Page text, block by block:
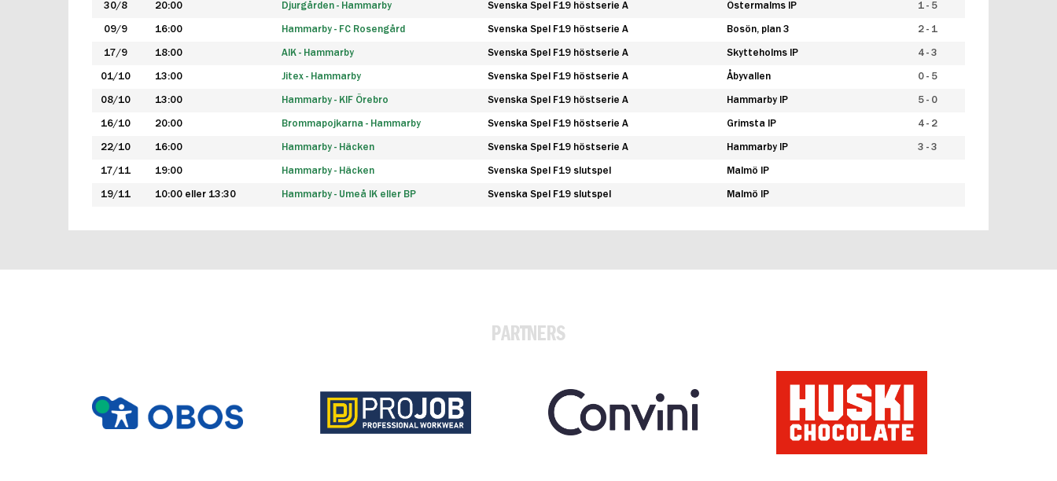
30/8 20:00 Djurgården - Hammarby Svenska Spel F19 höstserie A Östermalms IP 1 - 5
09/9 16:00 Hammarby - FC Rosengård Svenska Spel F19 höstserie A Bosön, plan 3 2 - 1
17/9 18:00 AIK - Hammarby Svenska Spel F19 höstserie A Skytteholms IP 4 - 3
01/10 13:00 Jitex - Hammarby Svenska Spel F19 höstserie A Åbyvallen 0 - 5
08/10 13:00 Hammarby - KIF Örebro Svenska Spel F19 höstserie A Hammarby IP 5 - 0
16/10 20:00 Brommapojkarna - Hammarby Svenska Spel F19 höstserie A Grimsta IP 4 - 2
22/10 16:00 Hammarby - Häcken Svenska Spel F19 höstserie A Hammarby IP 3 - 3
17/11 19:00 Hammarby - Häcken Svenska Spel F19 slutspel Malmö IP
19/11 10:00 eller 13:30 Hammarby - Umeå IK eller BP Svenska Spel F19 slutspel Malmö IP
PARTNERS